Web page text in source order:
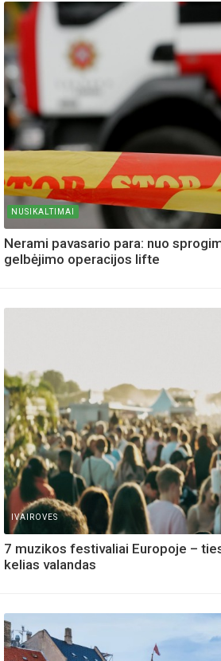
NUSIKALTIMAI
Nerami pavasario para: nuo
gelbėjimo operacijos lifte
IVAIROVES
7 muzikos festivaliai Europoje –
kelias valandas